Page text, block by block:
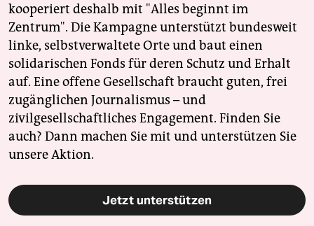
kooperiert deshalb mit "Alles beginnt im
Zentrum". Die Kampagne unterstützt bundesweit
linke, selbstverwaltete Orte und baut einen
solidarischen Fonds für deren Schutz und Erhalt
auf. Eine offene Gesellschaft braucht guten, frei
zugänglichen Journalismus – und
zivilgesellschaftliches Engagement. Finden Sie
auch? Dann machen Sie mit und unterstützen Sie
unsere Aktion.
Jetzt unterstützen